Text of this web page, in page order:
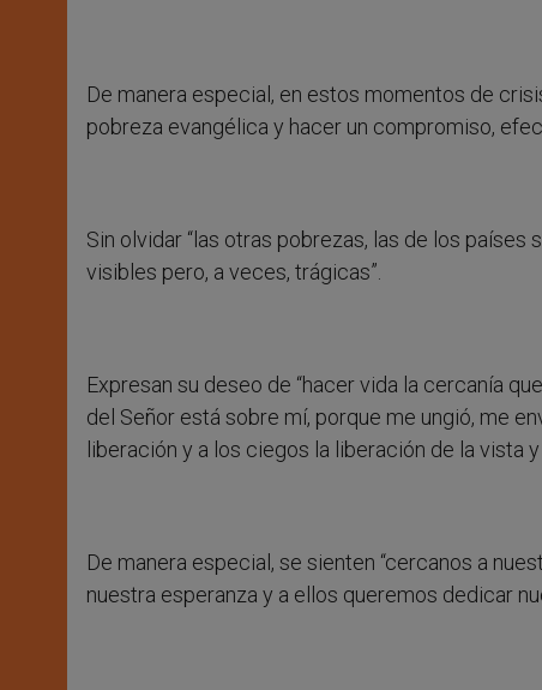
De manera especial, en estos momentos de
pobreza evangélica y hacer un compromiso,
Sin olvidar “las otras pobrezas, las de los
visibles pero, a veces, trágicas”.
Expresan su deseo de “hacer vida la cercanía
del Señor está sobre mí, porque me ungió, me
liberación y a los ciegos la liberación de la vista
De manera especial, se sienten “cercanos a
nuestra esperanza y a ellos queremos dedicar